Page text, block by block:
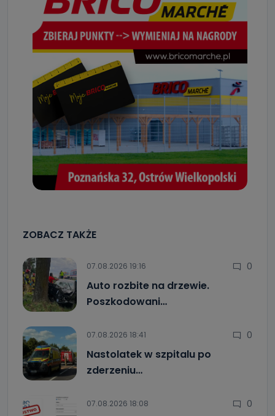
ZOBACZ TAKŻE
07.08.2026 19:16 0
Auto rozbite na drzewie.
Poszkodowani…
07.08.2026 18:41 0
Nastolatek w szpitalu po
zderzeniu…
07.08.2026 18:08 0